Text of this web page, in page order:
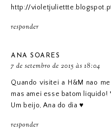
http://
responder
ANA SOARES
7 de setembro de 2015 às 18:04
Quando visitei a H&M nao
mas amei esse batom liquido!
Um beijo,Ana do dia ♥
responder